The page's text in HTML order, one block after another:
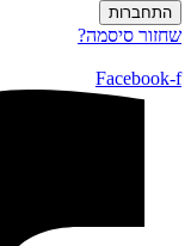
התחברות
שחזור סיסמה?
Facebook-f